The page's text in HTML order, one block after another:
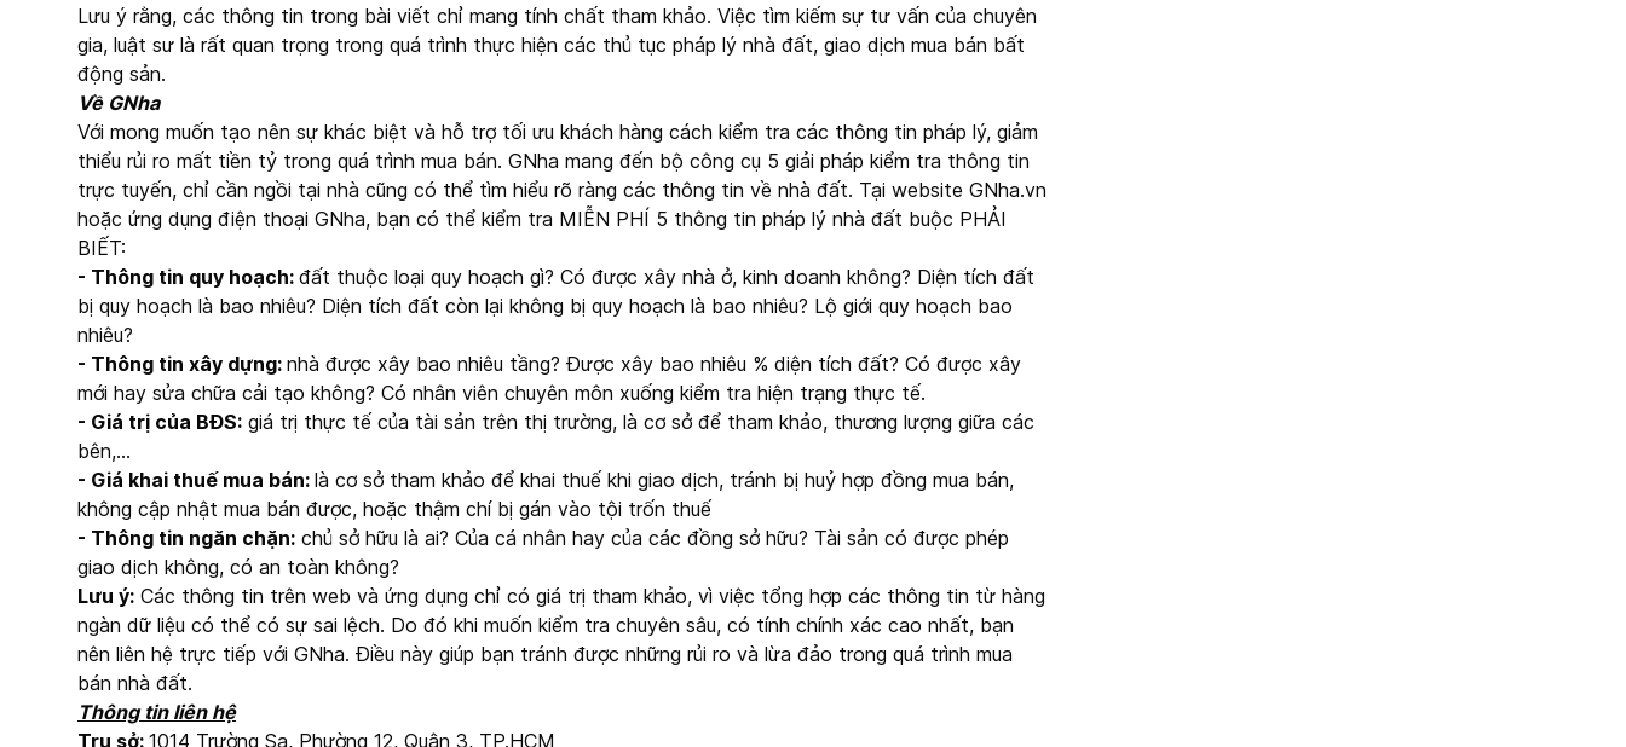
Lưu ý rằng, các thông tin trong bài viết chỉ mang tính chất tham khảo. Việc tìm kiếm sự tư vấn của chuyên
gia, luật sư là rất quan trọng trong quá trình thực hiện các thủ tục pháp lý nhà đất, giao dịch mua bán bất
động sản.
Về GNha
Với mong muốn tạo nên sự khác biệt và hỗ trợ tối ưu khách hàng cách kiểm tra các thông tin pháp lý, giảm
thiểu rủi ro mất tiền tỷ trong quá trình mua bán. GNha mang đến bộ công cụ 5 giải pháp kiểm tra thông tin
trực tuyến, chỉ cần ngồi tại nhà cũng có thể tìm hiểu rõ ràng các thông tin về nhà đất. Tại website GNha.vn
hoặc ứng dụng điện thoại GNha, bạn có thể kiểm tra MIỄN PHÍ 5 thông tin pháp lý nhà đất buộc PHẢI
BIẾT:
- Thông tin quy hoạch: đất thuộc loại quy hoạch gì? Có được xây nhà ở, kinh doanh không? Diện tích đất
bị quy hoạch là bao nhiêu? Diện tích đất còn lại không bị quy hoạch là bao nhiêu? Lộ giới quy hoạch bao
nhiêu?
- Thông tin xây dựng: nhà được xây bao nhiêu tầng? Được xây bao nhiêu % diện tích đất? Có được xây
mới hay sửa chữa cải tạo không? Có nhân viên chuyên môn xuống kiểm tra hiện trạng thực tế.
- Giá trị của BĐS: giá trị thực tế của tài sản trên thị trường, là cơ sở để tham khảo, thương lượng giữa các
bên,…
- Giá khai thuế mua bán: là cơ sở tham khảo để khai thuế khi giao dịch, tránh bị huỷ hợp đồng mua bán,
không cập nhật mua bán được, hoặc thậm chí bị gán vào tội trốn thuế
- Thông tin ngăn chặn: chủ sở hữu là ai? Của cá nhân hay của các đồng sở hữu? Tài sản có được phép
giao dịch không, có an toàn không?
Lưu ý: Các thông tin trên web và ứng dụng chỉ có giá trị tham khảo, vì việc tổng hợp các thông tin từ hàng
ngàn dữ liệu có thể có sự sai lệch. Do đó khi muốn kiểm tra chuyên sâu, có tính chính xác cao nhất, bạn
nên liên hệ trực tiếp với GNha. Điều này giúp bạn tránh được những rủi ro và lừa đảo trong quá trình mua
bán nhà đất.
Thông tin liên hệ
Trụ sở: 1014 Trường Sa, Phường 12, Quận 3, TP.HCM